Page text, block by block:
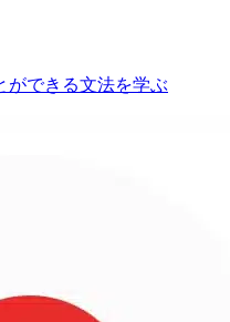
ができる文法を学ぶ